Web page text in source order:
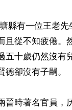
縣有一位王老
且從不知疲倦。
五十歲仍然沒有
卻沒有子嗣。
晉時著名官員，